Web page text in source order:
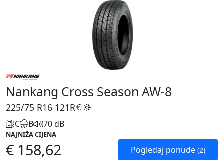
Nankang Cross Season AW-8
225/75 R16 121R
C B 70 dB
NAJNIŽA CIJENA
€ 158,62 Pogledaj ponude (2)